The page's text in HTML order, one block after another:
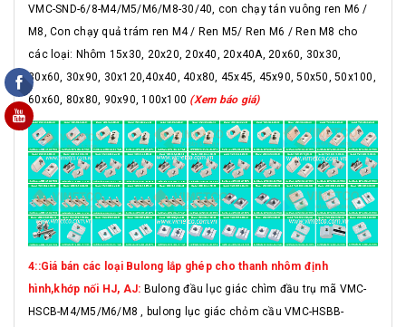
VMC-SND-6/8-M4/M5/M6/M8-30/40, con chạy tán vuông ren M6 /
M8, Con chạy quả trám ren M4 / Ren M5/ Ren M6 / Ren M8 cho
các loại: Nhôm 15x30, 20x20, 20x40, 20x40A, 20x60, 30x30,
30x60, 30x90, 30x120,40x40, 40x80, 45x45, 45x90, 50x50, 50x100,
60x60, 80x80, 90x90, 100x100 (Xem báo giá)
4::Giá bán các loại Bulong lắp ghép cho thanh nhôm định
hình,khớp nối HJ, AJ: Bulong đầu lục giác chìm đầu trụ mã VMC-
HSCB-M4/M5/M6/M8 , bulong lục giác chỏm cầu VMC-HSBB-